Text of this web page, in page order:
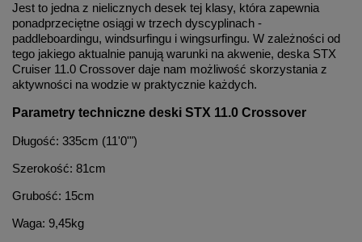
Jest to jedna z nielicznych desek tej klasy, która zapewnia
ponadprzeciętne osiągi w trzech dyscyplinach -
paddleboardingu, windsurfingu i wingsurfingu. W zależności od
tego jakiego aktualnie panują warunki na akwenie, deska STX
Cruiser 11.0 Crossover daje nam możliwość skorzystania z
aktywności na wodzie w praktycznie każdych.
Parametry techniczne deski STX 11.0 Crossover
Długość: 335cm (11'0'")
Szerokość: 81cm
Grubość: 15cm
Waga: 9,45kg